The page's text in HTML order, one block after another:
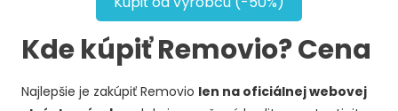
Kde kúpiť Removio? Cena
Najlepšie je zakúpiť Removio len na oficiálnej webovej